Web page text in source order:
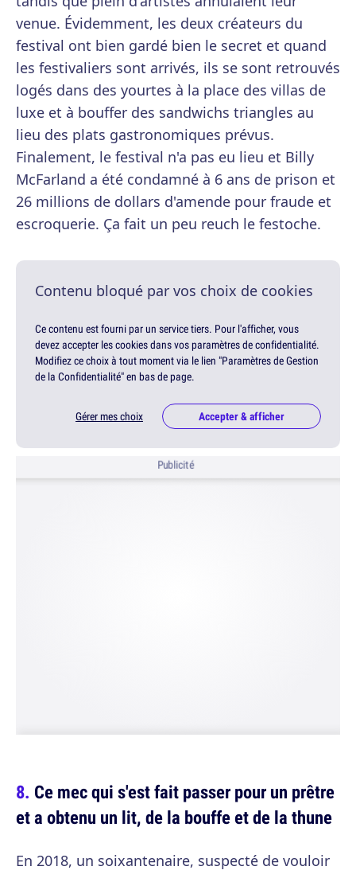
venue. Évidemment, les deux créateurs du
festival ont bien gardé bien le secret et quand
les festivaliers sont arrivés, ils se sont retrouvés
logés dans des yourtes à la place des villas de
luxe et à bouffer des sandwichs triangles au
lieu des plats gastronomiques prévus.
Finalement, le festival n'a pas eu lieu et Billy
McFarland a été condamné à 6 ans de prison et
26 millions de dollars d'amende pour fraude et
escroquerie. Ça fait un peu reuch le festoche.
Contenu bloqué par vos choix de cookies
Ce contenu est fourni par un service tiers. Pour l'afficher, vous
devez accepter les cookies dans vos paramètres de confidentialité.
Modifiez ce choix à tout moment via le lien "Paramètres de Gestion
de la Confidentialité" en bas de page.
Gérer mes choix Accepter & afficher
Publicité
Ce mec qui s'est fait passer pour un prêtre
et a obtenu un lit, de la bouffe et de la thune
En 2018, un soixantenaire, suspecté de vouloir